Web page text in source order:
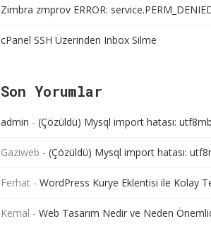
Zimbra zmprov ERROR:
cPanel SSH Üzerinden Inbox Silme
Son Yorumlar
admin - (Çözüldü) Mysql import hatası:
Gaziweb - (Çözüldü) Mysql import hatası:
Ferhat - WordPress Kurye Eklentisi ile Kolay
Kemal - Web Tasarım Nedir ve Neden